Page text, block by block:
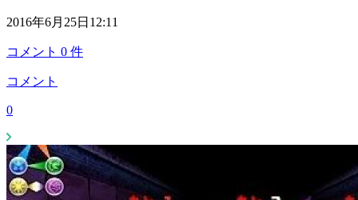
2016年6月25日12:11
コメント 0 件
コメント
0